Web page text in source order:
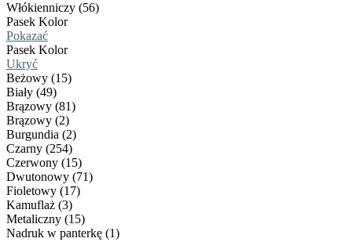
Włókienniczy (56)
Pasek Kolor
Pokazać
Pasek Kolor
Ukryć
Beżowy (15)
Biały (49)
Brązowy (81)
Brązowy (2)
Burgundia (2)
Czarny (254)
Czerwony (15)
Dwutonowy (71)
Fioletowy (17)
Kamuflaż (3)
Metaliczny (15)
Nadruk w panterkę (1)